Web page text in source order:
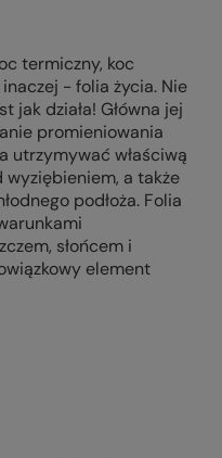
termiczny, koc
- folia życia. Nie
jak działa! Główna jej
promieniowania
utrzymywać właściwą
a także
podłoża. Folia
słońcem i
element